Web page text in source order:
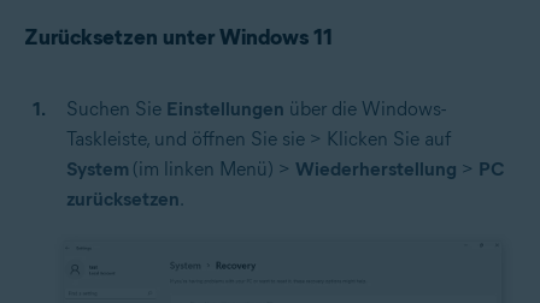
Zurücksetzen unter Windows 11
Suchen Sie Einstellungen über die Windows-
Taskleiste, und öffnen Sie sie > Klicken Sie auf
System (im linken Menü) > Wiederherstellung > PC
zurücksetzen.